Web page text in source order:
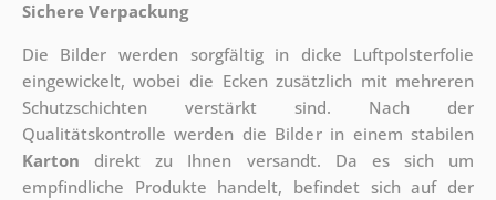
Sichere Verpackung
Die Bilder werden sorgfältig in dicke Luftpolsterfolie
eingewickelt, wobei die Ecken zusätzlich mit mehreren
Schutzschichten verstärkt sind. Nach der
Qualitätskontrolle werden die Bilder in einem stabilen
Karton direkt zu Ihnen versandt. Da es sich um
empfindliche Produkte handelt, befindet sich auf der